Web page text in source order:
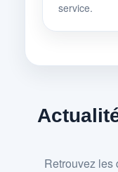
service.
Retrouvez les